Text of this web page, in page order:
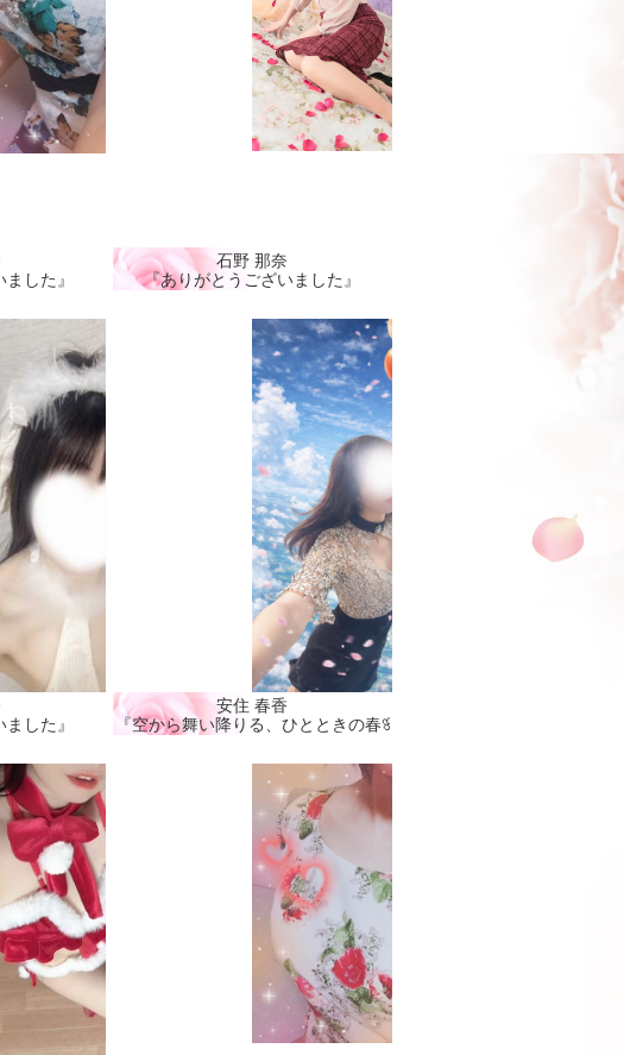
した』
石野 那奈
『ありがとうございました』
した』
安住 春香
『空から舞い降りる、ひとときの春🌸』